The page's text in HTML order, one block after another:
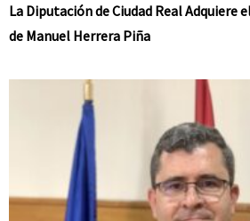
La Diputación de Ciudad Real Adquiere
de Manuel Herrera Piña